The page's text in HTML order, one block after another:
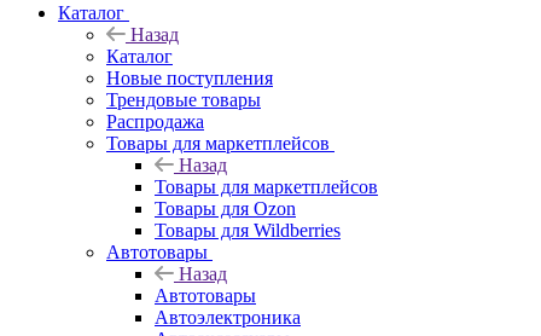
Каталог
Назад
Каталог
Новые поступления
Трендовые товары
Распродажа
Товары для маркетплейсов
Назад
Товары для маркетплейсов
Товары для Ozon
Товары для Wildberries
Автотовары
Назад
Автотовары
Автоэлектроника